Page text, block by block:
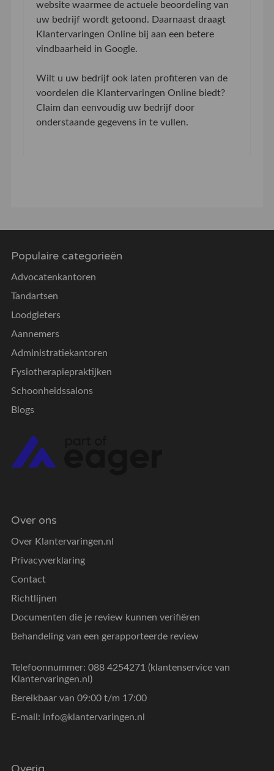
website waarmee de actuele beoordeling van
uw bedrijf wordt getoond. Daarnaast draagt
Klantervaringen Online bij aan een betere
vindbaarheid in Google.
Wilt u uw bedrijf ook laten profiteren van de
voordelen die Klantervaringen Online biedt?
Claim dan eenvoudig uw bedrijf door
onderstaande gegevens in te vullen.
Populaire categorieën
Advocatenkantoren
Tandartsen
Loodgieters
Aannemers
Administratiekantoren
Fysiotherapiepraktijken
Schoonheidssalons
Blogs
Over ons
Over Klantervaringen.nl
Privacyverklaring
Contact
Richtlijnen
Documenten die je review kunnen verifiëren
Behandeling van een gerapporteerde review
Telefoonnummer: 088 4254271 (klantenservice van
Klantervaringen.nl)
Bereikbaar van 09:00 t/m 17:00
E-mail: info@klantervaringen.nl